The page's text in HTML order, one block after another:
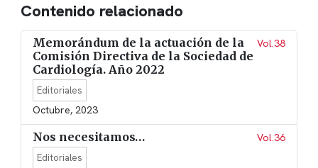
Contenido relacionado
Memorándum de la actuación de la
Comisión Directiva de la Sociedad de
Cardiología. Año 2022
Vol.38
Editoriales
Octubre, 2023
Nos necesitamos… Vol.36
Editoriales